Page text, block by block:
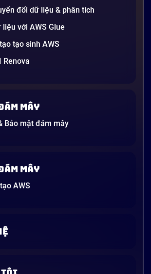
đổi dữ liệu & phân tích
liệu với AWS Glue
tạo sinh AWS
Renova
mây
Bảo mật đám mây
mây
AWS